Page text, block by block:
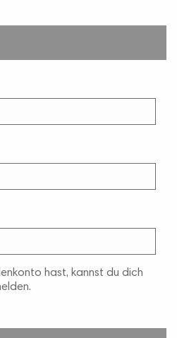
hast, kannst du dich